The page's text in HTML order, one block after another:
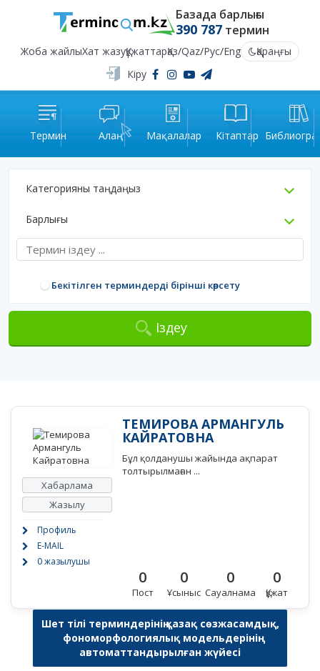
Базада барлығы
390 787термин
Жоба жайлыХат жазуҚұжаттарҚаз/Qaz/Рус/Eng
Қараңғы
Кіру
Термин Алаң Мақалалар Кітаптар
Категорияны таңдаңыз
Барлығы
Бекітілген терминдерді бірінші көрсету
Іздеу
Хабарлама
Жазылу
Профиль
E-MAIL
0 жазылушы
ТЕМИРОВА АРМАНГУЛЬ
КАЙРАТОВНА
Бұл қолданушы жайында ақпарат
толтырылмаған ...
0
Пост
0
Ұсыныс
0
Сауалнама
0
Құжат
Шет тілі терминдерінің қазақ сөзжасамдық,
фономорфологиялық модельдерінің
автоматтандырылған жүйесі